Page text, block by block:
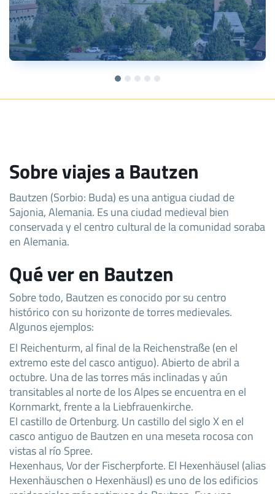
Sobre viajes a Bautzen
Bautzen (Sorbio: Buda) es una antigua ciudad de
Sajonia, Alemania. Es una ciudad medieval bien
conservada y el centro cultural de la comunidad soraba
en Alemania.
Qué ver en Bautzen
Sobre todo, Bautzen es conocido por su centro
histórico con su horizonte de torres medievales.
Algunos ejemplos:
El Reichenturm, al final de la Reichenstraße (en el
extremo este del casco antiguo). Abierto de abril a
octubre. Una de las torres más inclinadas y aún
transitables al norte de los Alpes se encuentra en el
Kornmarkt, frente a la Liebfrauenkirche.
El castillo de Ortenburg. Un castillo del siglo X en el
casco antiguo de Bautzen en una meseta rocosa con
vistas al río Spree.
Hexenhaus, Vor der Fischerpforte. El Hexenhäusel (alias
Hexenhäuschen o Hexenhäusl) es uno de los edificios